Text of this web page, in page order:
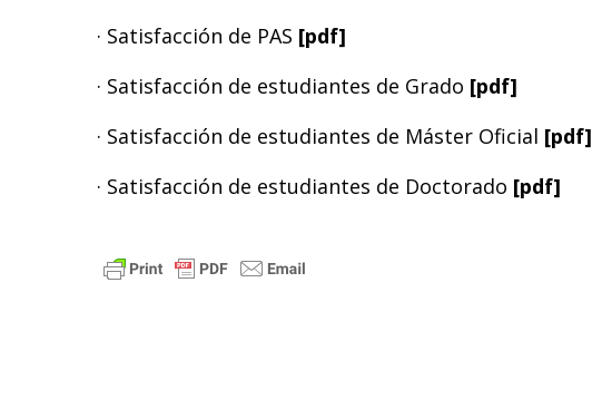
· Satisfacción de PAS [pdf]
· Satisfacción de estudiantes de Grado [pdf]
· Satisfacción de estudiantes de Máster Oficial [pdf]
· Satisfacción de estudiantes de Doctorado [pdf]